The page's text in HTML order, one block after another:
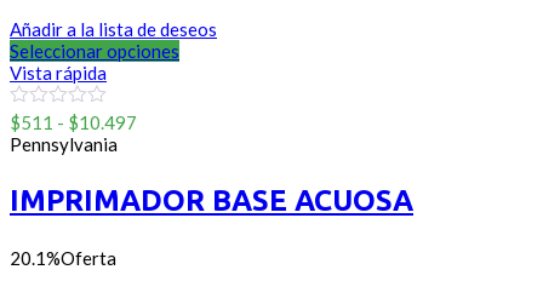
Añadir a la lista de deseos
Seleccionar opciones
Vista rápida
0
out
of
$511 - $10.497
desde
$511
Pennsylvania
IMPRIMADOR BASE ACUOSA
20.1%Oferta